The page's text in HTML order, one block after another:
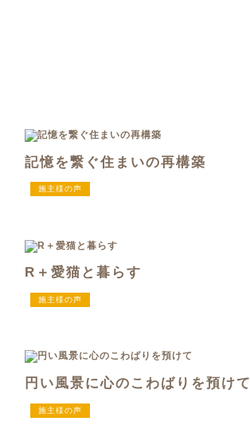
記憶を繋ぐ住まいの再構築
施主様の声
R＋愛猫と暮らす
施主様の声
円い風景に心のこわばりを預けて
施主様の声